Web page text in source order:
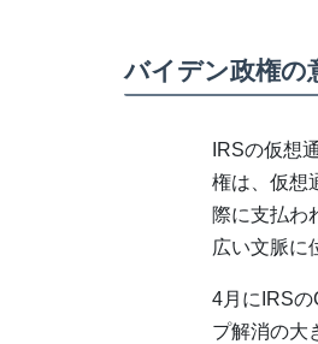
バイデン政権の
IRSの仮想
権は、仮想
際に支払わ
広い文脈に
4月にIRSの
プ解消の大